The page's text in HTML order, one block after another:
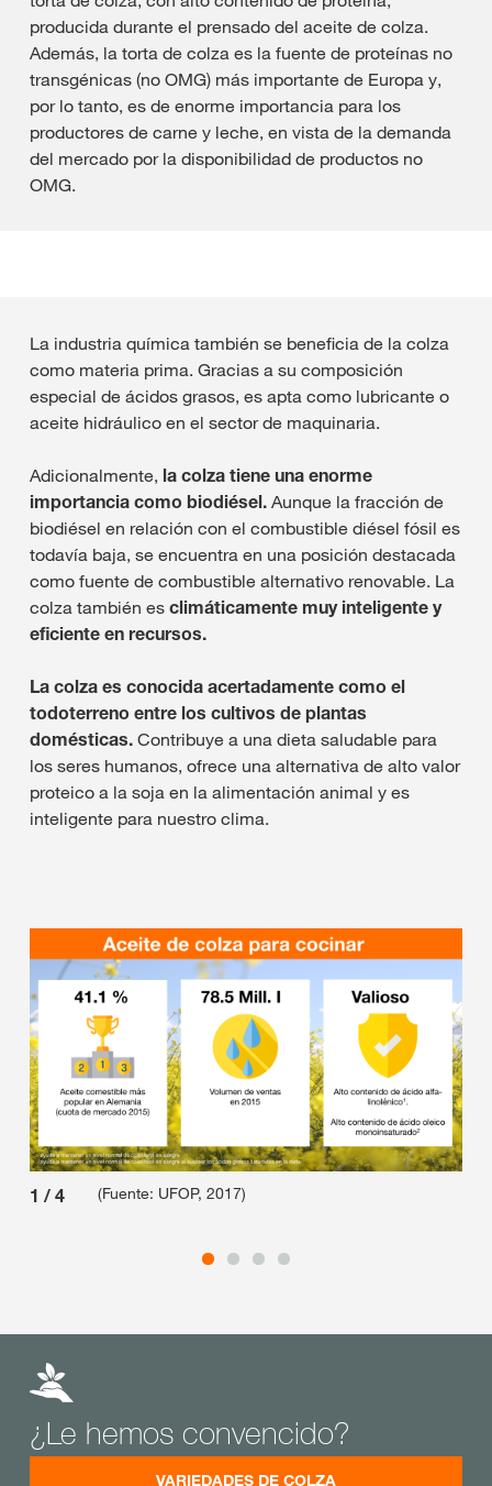
producida durante el prensado del aceite de colza.
Además, la torta de colza es la fuente de proteínas no
transgénicas (no OMG) más importante de Europa y,
por lo tanto, es de enorme importancia para los
productores de carne y leche, en vista de la demanda
del mercado por la disponibilidad de productos no
OMG.
La industria química también se beneficia de la colza
como materia prima. Gracias a su composición
especial de ácidos grasos, es apta como lubricante o
aceite hidráulico en el sector de maquinaria.
Adicionalmente, la colza tiene una enorme
importancia como biodiésel. Aunque la fracción de
biodiésel en relación con el combustible diésel fósil es
todavía baja, se encuentra en una posición destacada
como fuente de combustible alternativo renovable. La
colza también es climáticamente muy inteligente y
eficiente en recursos.
La colza es conocida acertadamente como el
todoterreno entre los cultivos de plantas
domésticas. Contribuye a una dieta saludable para
los seres humanos, ofrece una alternativa de alto valor
proteico a la soja en la alimentación animal y es
inteligente para nuestro clima.
1 / 4 (Fuente: UFOP, 2017)
¿Le hemos convencido?
VARIEDADES DE COLZA